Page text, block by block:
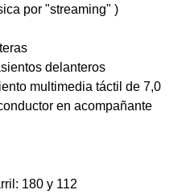
por "streaming" )
delanteros
multimedia táctil de 7,0
en acompañante
180 y 112